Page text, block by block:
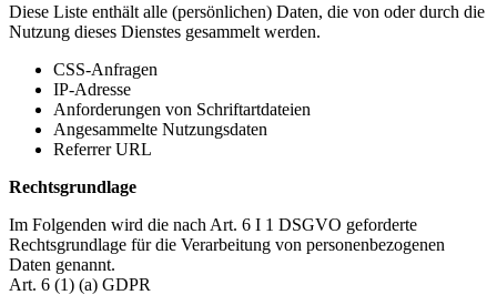
Diese Liste enthält alle (persönlichen) Daten, die von oder durch die
Nutzung dieses Dienstes gesammelt werden.
CSS-Anfragen
IP-Adresse
Anforderungen von Schriftartdateien
Angesammelte Nutzungsdaten
Referrer URL
Rechtsgrundlage
Im Folgenden wird die nach Art. 6 I 1 DSGVO geforderte
Rechtsgrundlage für die Verarbeitung von personenbezogenen
Daten genannt.
Art. 6 (1) (a) GDPR